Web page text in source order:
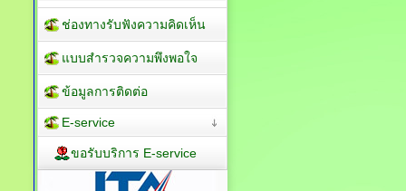
ช่องทางรับฟังความคิดเห็น
แบบสำรวจความพึงพอใจ
ข้อมูลการติดต่อ
E-service
ขอรับบริการ E-service